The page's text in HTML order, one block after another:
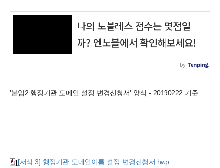
'붙임2 행정기관 도메인 설정 변경신청서' 양식 - 20190222 기준
[서식 3] 행정기관 도메인이름 설정 변경신청서.hwp